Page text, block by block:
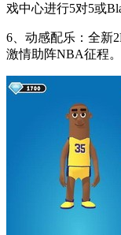
戏中心进行5对5或
6、动感配乐：全新
激情助阵NBA征程。